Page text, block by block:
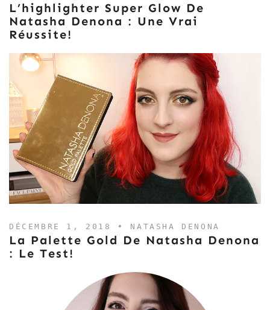
L’highlighter Super Glow De
Natasha Denona : Une Vrai
Réussite!
DÉCEMBRE 1, 2018 • NATASHA DENONA
La Palette Gold De Natasha Denona
: Le Test!